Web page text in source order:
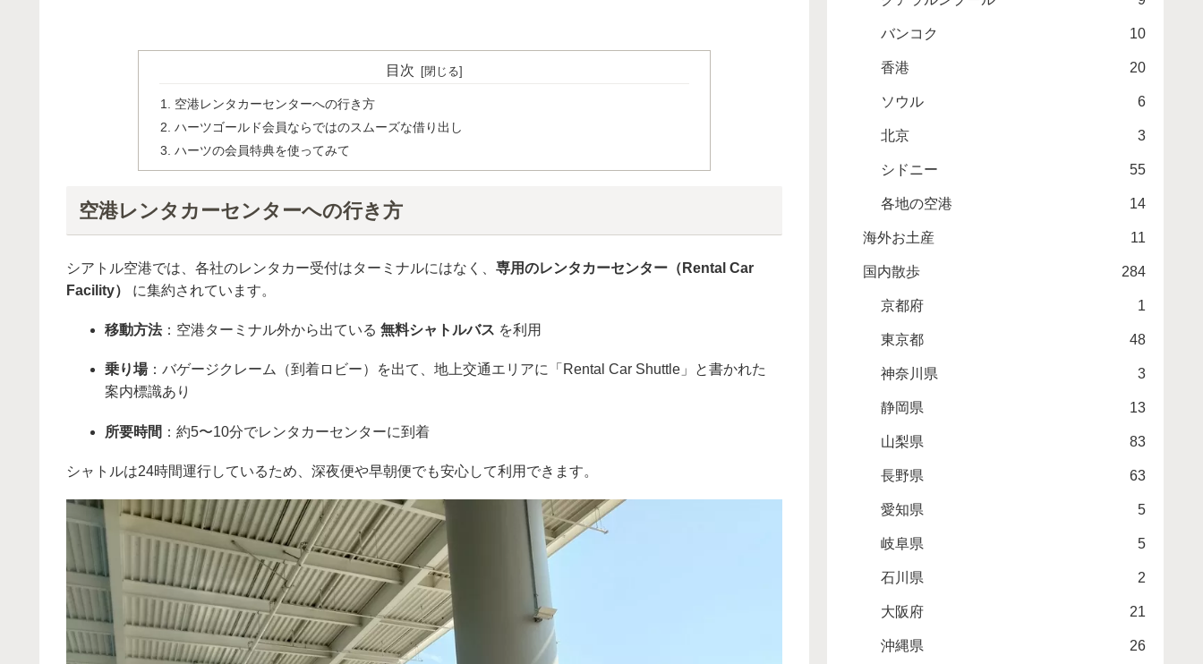
目次
空港レンタカーセンターへの行き方
ハーツゴールド会員ならではのスムーズな借り出し
ハーツの会員特典を使ってみて
空港レンタカーセンターへの行き方
シアトル空港では、各社のレンタカー受付はターミナルにはなく、 専用のレンタカーセンター（Rental Car
Facility）
に集約されています。
移動方法：空港ターミナル外から出ている無料シャトルバス を利用
乗り場：バゲージクレーム（到着ロビー）を出て、地上交通エリアに「Rental Car Shuttle」と書かれた
案内標識あり
所要時間 ：約5〜10分でレンタカーセンターに到着
シャトルは24時間運行しているため、深夜便や早朝便でも安心して利用できます。
バンコク 10
香港 20
ソウル 6
北京 3
シドニー 55
各地の空港 14
海外お土産 11
国内散歩 284
京都府 1
東京都 48
神奈川県 3
静岡県 13
山梨県 83
長野県 63
愛知県 5
岐阜県 5
石川県 2
大阪府 21
沖縄県 26